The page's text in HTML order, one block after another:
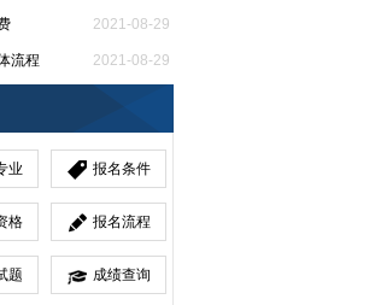
2021-08-29
流程 2021-08-29
业 报名条件
格 报名流程
题 成绩查询